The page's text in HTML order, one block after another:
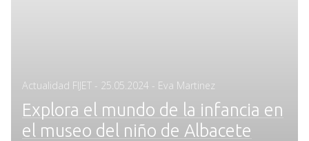
Actualidad FIJET - Posted
25.05.2024 - Eva Martinez
Explora el mundo de la infancia en
el museo del niño de Albacete